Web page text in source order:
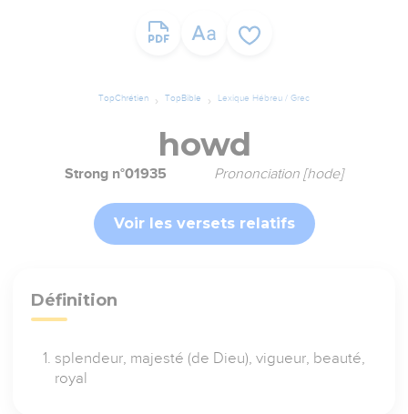
TopChrétien TopBible Lexique Hébreu / Grec
howd
Strong n°01935 Prononciation [hode]
Voir les versets relatifs
Définition
splendeur, majesté (de Dieu), vigueur, beauté,
royal